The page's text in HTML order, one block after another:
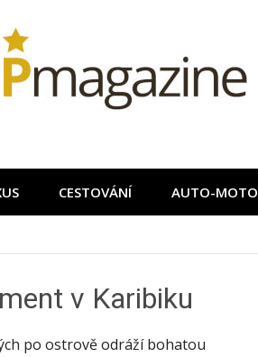
CESTOVÁNÍ AUTO-MOTO
v Karibiku
po ostrově odráží bohatou